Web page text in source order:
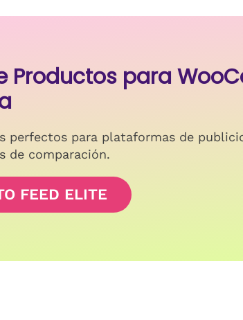
Productos para
perfectos para plataformas de
de comparación.
FEED ELITE